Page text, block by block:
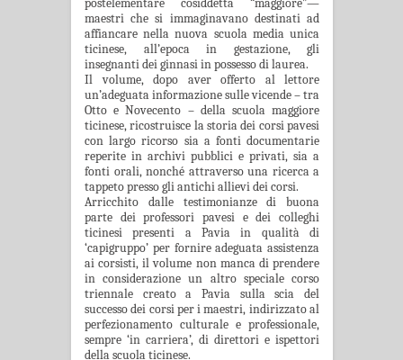
postelementare cosiddetta “maggiore”—
maestri che si immaginavano destinati ad
affiancare nella nuova scuola media unica
ticinese, all’epoca in gestazione, gli
insegnanti dei ginnasi in possesso di laurea.
Il volume, dopo aver offerto al lettore
un’adeguata informazione sulle vicende – tra
Otto e Novecento – della scuola maggiore
ticinese, ricostruisce la storia dei corsi pavesi
con largo ricorso sia a fonti documentarie
reperite in archivi pubblici e privati, sia a
fonti orali, nonché attraverso una ricerca a
tappeto presso gli antichi allievi dei corsi.
Arricchito dalle testimonianze di buona
parte dei professori pavesi e dei colleghi
ticinesi presenti a Pavia in qualità di
‘capigruppo’ per fornire adeguata assistenza
ai corsisti, il volume non manca di prendere
in considerazione un altro speciale corso
triennale creato a Pavia sulla scia del
successo dei corsi per i maestri, indirizzato al
perfezionamento culturale e professionale,
sempre ‘in carriera’, di direttori e ispettori
della scuola ticinese.